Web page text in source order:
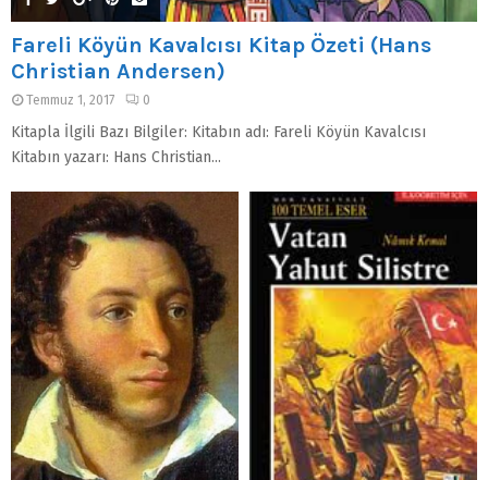
Fareli Köyün Kavalcısı Kitap Özeti (Hans
Christian Andersen)
Temmuz 1, 2017 0
Kitapla İlgili Bazı Bilgiler: Kitabın adı: Fareli Köyün Kavalcısı
Kitabın yazarı: Hans Christian...